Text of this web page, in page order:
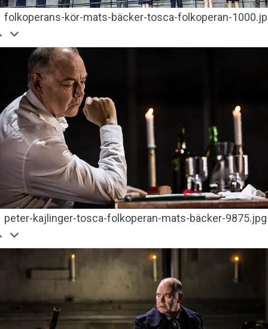
folkoperans-kör-mats-bäcker-tosca-folkoperan-
peter-kajlinger-tosca-folkoperan-mats-bäcker-9875.jpg